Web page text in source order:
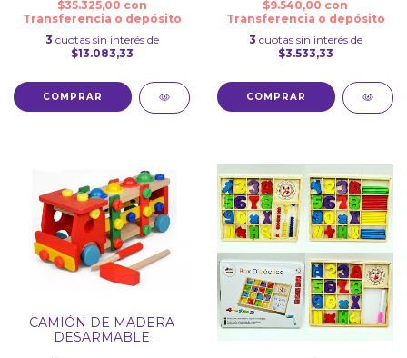
$35.325,00 con
Transferencia o depósito
3 cuotas sin interés de
$13.083,33
$9.540,00 con
Transferencia o depósito
3 cuotas sin interés de
$3.533,33
CAMIÓN DE MADERA
DESARMABLE